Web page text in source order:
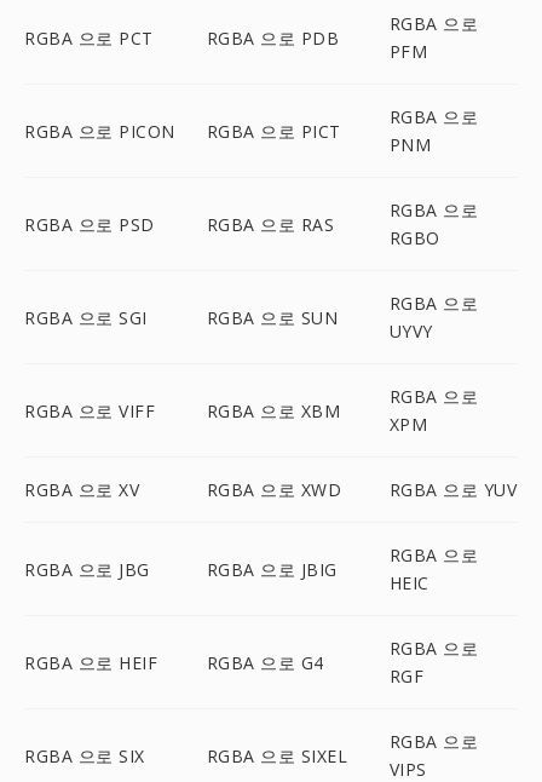
RGBA 으로 PCT RGBA 으로 PDB
RGBA 으로
PFM
RGBA 으로 PICON RGBA 으로 PICT
RGBA 으로
PNM
RGBA 으로 PSD RGBA 으로 RAS
RGBA 으로
RGBO
RGBA 으로 SGI RGBA 으로 SUN
RGBA 으로
UYVY
RGBA 으로 VIFF RGBA 으로 XBM
RGBA 으로
XPM
RGBA 으로 XV RGBA 으로 XWD RGBA 으로 YUV
RGBA 으로 JBG RGBA 으로 JBIG
RGBA 으로
HEIC
RGBA 으로 HEIF RGBA 으로 G4
RGBA 으로
RGF
RGBA 으로 SIX RGBA 으로 SIXEL
RGBA 으로
VIPS